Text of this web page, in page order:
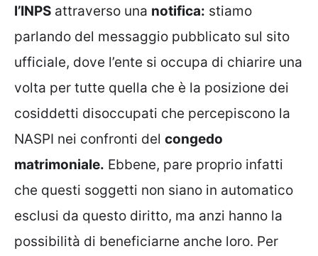
l’INPS attraverso una notifica: stiamo
parlando del messaggio pubblicato sul sito
ufficiale, dove l’ente si occupa di chiarire una
volta per tutte quella che è la posizione dei
cosiddetti disoccupati che percepiscono la
NASPI nei confronti del congedo
matrimoniale. Ebbene, pare proprio infatti
che questi soggetti non siano in automatico
esclusi da questo diritto, ma anzi hanno la
possibilità di beneficiarne anche loro. Per